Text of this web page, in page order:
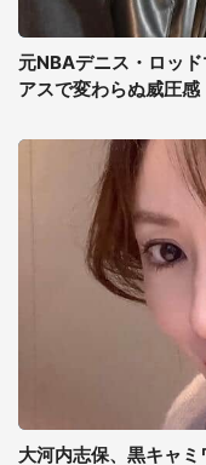
元NBAデニス・ロッ
アスで変わらぬ威圧
大河内志保、黒キャ